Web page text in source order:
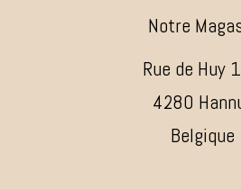
Notre
Rue de Huy
4280
Belgique